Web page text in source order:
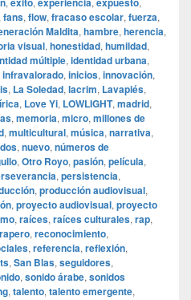
fans, flow, fracaso escolar, fuerza,
Maldita, hambre, herencia,
visual, honestidad, humildad,
múltiple, identidad urbana,
infravalorado, inicios, innovación,
, La Soledad, lacrim, Lavapiés,
, Love Yi, LOWLIGHT, madrid,
, memoria, micro, millones de
, multicultural, música, narrativa,
, nuevo, números de
, Otro Royo, pasión, película,
, persistencia,
, producción audiovisual,
, proyecto audiovisual, proyecto
, raíces, raíces culturales, rap,
rapero, reconocimiento,
, referencia, reflexión,
, San Blas, seguidores,
, sonido árabe, sonidos
, talento, talento emergente,